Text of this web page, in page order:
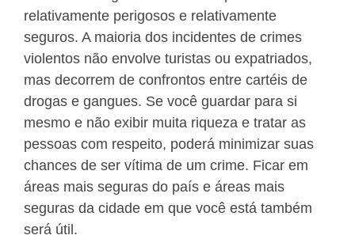
relativamente perigosos e relativamente
seguros. A maioria dos incidentes de crimes
violentos não envolve turistas ou expatriados,
mas decorrem de confrontos entre cartéis de
drogas e gangues. Se você guardar para si
mesmo e não exibir muita riqueza e tratar as
pessoas com respeito, poderá minimizar suas
chances de ser vítima de um crime. Ficar em
áreas mais seguras do país e áreas mais
seguras da cidade em que você está também
será útil.